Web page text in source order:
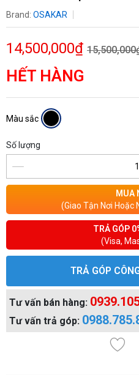
Brand: OSAKAR
14,500,000₫
HẾT HÀNG
Màu sắc
Số lượng
MUA
(Giao Tận Nơi Hoặc
TRẢ GÓP
(Visa,
TRẢ GÓP
Tư vấn bán hàng:
Tư vấn trả góp: